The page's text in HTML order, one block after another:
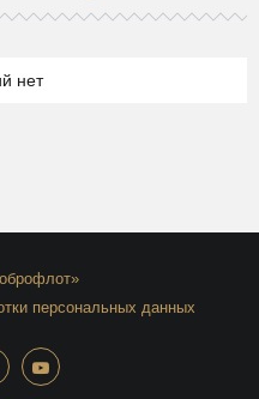
нет
персональных данных